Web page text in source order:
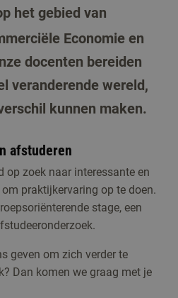
het gebied van
Economie en
docenten bereiden
veranderende wereld,
kunnen maken.
afstuderen
op zoek naar interessante en
praktijkervaring op te doen.
stage, een
geven om zich verder te
Dan komen we graag met je